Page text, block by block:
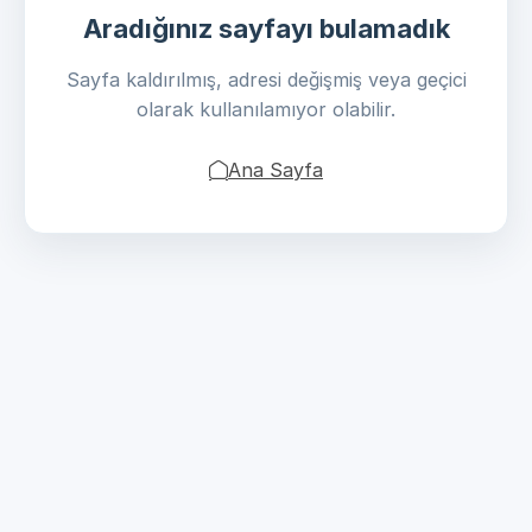
Aradığınız sayfayı bulamadık
Sayfa kaldırılmış, adresi değişmiş veya geçici
olarak kullanılamıyor olabilir.
Ana Sayfa